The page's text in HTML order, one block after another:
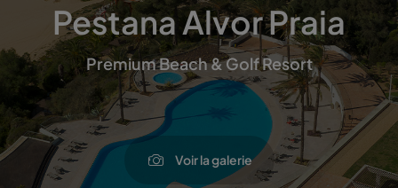
Pestana Alvor Praia
Premium Beach & Golf Resort
Voir la galerie